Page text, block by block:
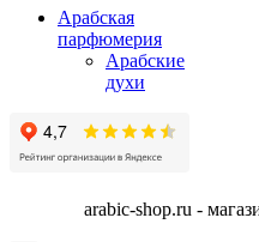
Арабская
парфюмерия
Арабские
духи
arabic-shop.ru -